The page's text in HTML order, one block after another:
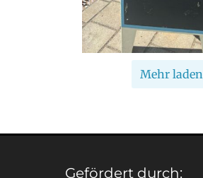
Mehr laden
Gefördert durch: